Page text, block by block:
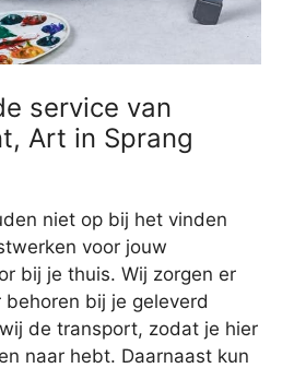
service van
Art in Sprang
niet op bij het vinden
voor jouw
bij je thuis. Wij zorgen er
bij je geleverd
de transport, zodat je hier
naar hebt. Daarnaast kun